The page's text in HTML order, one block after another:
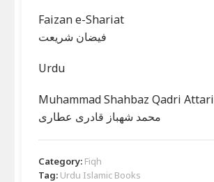
Faizan e-Shariat
فیضان شریعت
Urdu
Muhammad Shahbaz Qadri Attari
محمد شھباز قادری عطاری
Category: Fiqh
Tag: Urdu Islamic Books